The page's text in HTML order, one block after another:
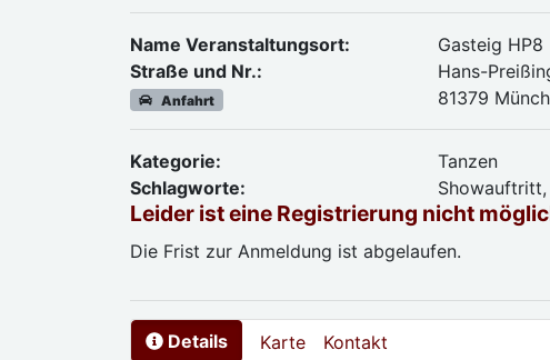
Name Veranstaltungsort:
Gasteig HP8
Straße und Nr.:
Anfahrt
Hans-
81379
Kategorie:
Tanzen
Schlagworte:
Showauftritt,
Leider ist eine Registrierung nicht
Die Frist zur Anmeldung ist abgelaufen.
Details Karte Kontakt